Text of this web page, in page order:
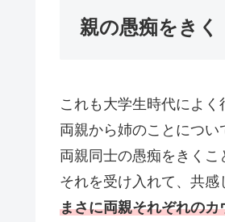
親の愚痴をき
これも大学生時代によく
両親から姉のことについ
両親同士の愚痴をきくこ
それを受け入れて、共感
まさに両親それぞれの